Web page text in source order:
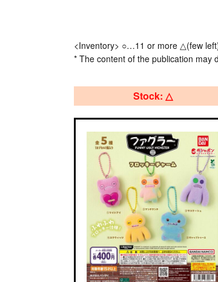
<Inventory> ○…11 or more △(few
* The content of the publication may
Stock: △